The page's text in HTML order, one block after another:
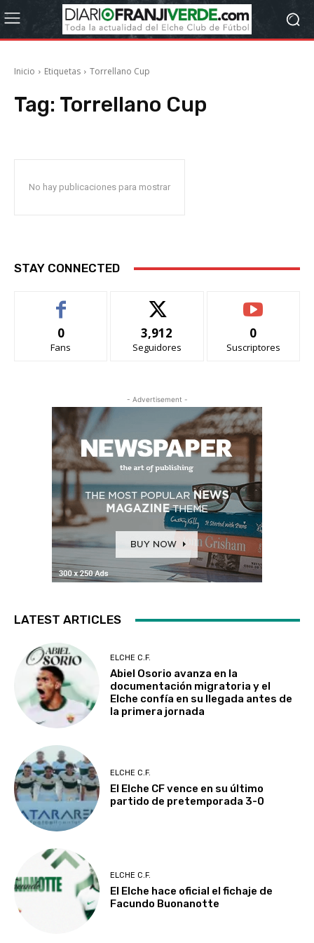
Inicio Etiquetas Torrellano Cup
Tag: Torrellano Cup
No hay publicaciones para mostrar
STAY CONNECTED
0
Fans
3,912
Seguidores
0
Suscriptores
- Advertisement -
LATEST ARTICLES
ELCHE C.F.
Abiel Osorio avanza en la
documentación migratoria y el
Elche confía en su llegada antes de
la primera jornada
ELCHE C.F.
El Elche CF vence en su último
partido de pretemporada 3-0
ELCHE C.F.
El Elche hace oficial el fichaje de
Facundo Buonanotte